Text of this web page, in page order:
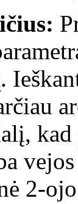
kad
2-